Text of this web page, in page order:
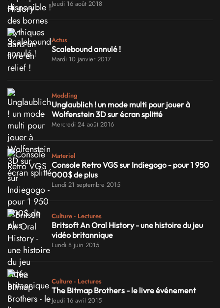
Jeudi 16 août 2018
Actus
Scalebound annulé !
Mardi 10 janvier 2017
Modding
Unglaublich ! un mode multi pour jouer à
Wolfenstein 3D sur écran splitté
Mercredi 24 août 2016
Materiel
Console Retro VGS sur Indiegogo - pour 1 950
000$ de plus
Lundi 21 septembre 2015
Culture - Lectures
Britsoft An Oral History - une histoire du jeu
vidéo britannique
Lundi 8 juin 2015
Culture - Lectures
The Bitmap Brothers - le livre événement
Jeudi 16 avril 2015